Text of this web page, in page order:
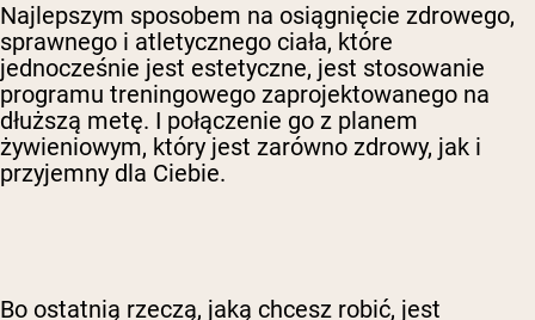
Najlepszym sposobem na osiągnięcie zdrowego,
sprawnego i atletycznego ciała, które
jednocześnie jest estetyczne, jest stosowanie
programu treningowego zaprojektowanego na
dłuższą metę. I połączenie go z planem
żywieniowym, który jest zarówno zdrowy, jak i
przyjemny dla Ciebie.
Bo ostatnią rzeczą, jaką chcesz robić, jest